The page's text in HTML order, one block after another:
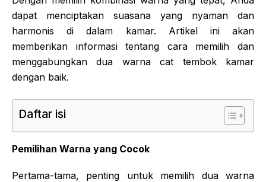
dapat menciptakan suasana yang nyaman dan
harmonis di dalam kamar. Artikel ini akan
memberikan informasi tentang cara memilih dan
menggabungkan dua warna cat tembok kamar
dengan baik.
Daftar isi
Pemilihan Warna yang Cocok
Pertama-tama, penting untuk memilih dua warna